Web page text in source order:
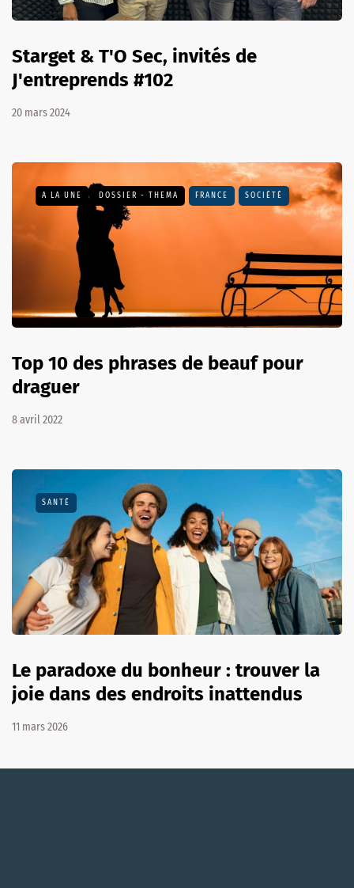
Starget & T'O Sec, invités de
J'entreprends #102
20 mars 2024
A LA UNE DOSSIER - THEMA FRANCE SOCIÉTÉ
Top 10 des phrases de beauf pour
draguer
8 avril 2022
SANTÉ
Le paradoxe du bonheur : trouver la
joie dans des endroits inattendus
11 mars 2026